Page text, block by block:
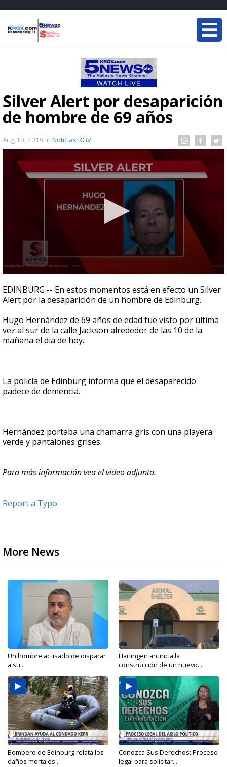
Silver Alert por desaparición
de hombre de 69 años
Aug 10, 2019 in Noticias RGV
seconds
of
38
EDINBURG -- En estos momentos está en efecto un Silver
Alert por la desaparición de un hombre de Edinburg.
Hugo Hernández de 69 años de edad fue visto por última
vez al sur de la calle Jackson alrededor de las 10 de la
mañana el dia de hoy.
La policía de Edinburg informa que el desaparecido
padece de demencia.
Hernández portaba una chamarra gris con una playera
verde y pantalones grises.
Para más información vea el video adjunto.
Report a Typo
More News
Un hombre acusado de disparar
a su...
Harlingen anuncia la
construcción de un nuevo...
Bombero de Edinburg relata los
daños mortales...
Conozca Sus Derechos: Proceso
legal para solicitar...